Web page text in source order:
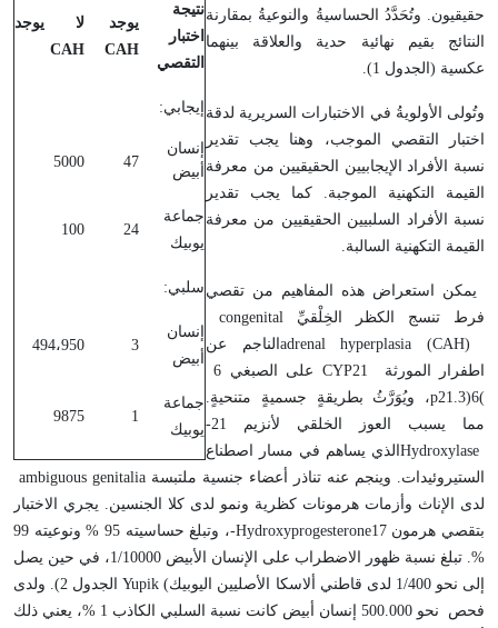
نتيجة
اختبار
التقصي
يوجد
CAH
لا يوجد
CAH
إيجابي:
إنسان
أبيض
47
5000
جماعة
يوبيك
24
100
سلبي:
إنسان
أبيض
3 494،950
جماعة
يوبيك
1
9875
حقيقيون. وتُحَدَّدُ الحساسيةُ والنوعيةُ بمقارنة
النتائج بقيم نهائية حدية والعلاقة بينهما
عكسية (الجدول 1).
وتُولى الأولويةُ في الاختبارات السريرية لدقة
اختبار التقصي الموجب، وهنا يجب تقدير
نسبة الأفراد الإيجابيين الحقيقيين من معرفة
القيمة التكهنية الموجبة. كما يجب تقدير
نسبة الأفراد السلبيين الحقيقيين من معرفة
القيمة التكهنية السالبة.
يمكن استعراض هذه المفاهيم من تقصي
فرط تنسج الكظر الخِلْقيِّ congenital
adrenal hyperplasia (CAH) الناجم عن
اطفرار المورثة
CYP21 على الصبغي 6
(
6
p21.3)، ويُوَرَّثُ بطريقةٍ جسميةٍ متنحيةٍ.
مما يسبب العوز الخلقي لأنزيم 21
-
Hydroxylase الذي يساهم في مسار اصطناع
الستيروئيدات. وينجم عنه تناذر أعضاء جنسية ملتبسة ambiguous genitalia
لدى الإناث وأزمات هرمونات كظرية ونمو لدى كلا الجنسين. يجري الاختبار
بتقصي هرمون 17
-Hydroxyprogesterone
، وتبلغ حساسيته 95 % ونوعيته 99
%. تبلغ نسبة ظهور الاضطراب على الإنسان الأبيض 1/10000، في حين يصل
إلى نحو 1/400 لدى قاطني ألاسكا الأصليين اليوبيك
Yupik (
الجدول 2). ولدى
فحص نحو 500.000 إنسان أبيض كانت نسبة السلبي الكاذب 1 %، يعني ذلك